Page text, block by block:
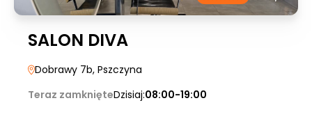
SALON DIVA
Dobrawy 7b, Pszczyna
Teraz zamknięteDzisiaj:08:00-19:00